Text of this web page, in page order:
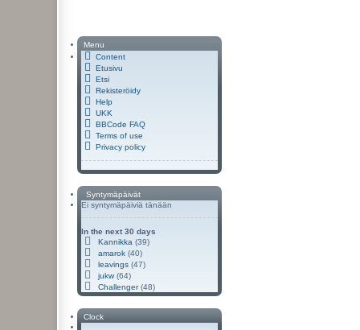
Menu
Content
Etusivu
Etsi
Rekisteröidy
Help
UKK
BBCode FAQ
Terms of use
Privacy policy
Syntymäpäivät
Ei syntymäpäiviä tänään
In the next 30 days
Kannikka (39)
amarok (40)
leavings (47)
jukw (64)
Challenger (48)
Clock